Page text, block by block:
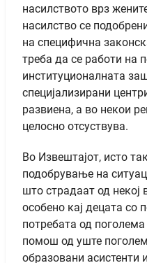
насилството врз
насилство се
на специфична
треба да се работи на
институционалната
специјализирани
развиена, а во некои
целосно отсуствува.
Во Извештајот, исто
подобрување на
што страдаат од некој
особено кај децата со
потребата од
помош од уште
образовани асистенти